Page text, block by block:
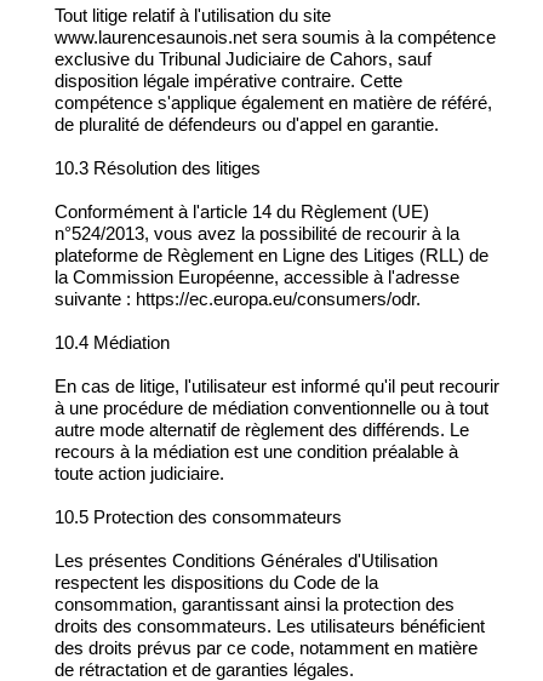
Tout litige relatif à l'utilisation du site
www.laurencesaunois.net sera soumis à la compétence
exclusive du Tribunal Judiciaire de Cahors, sauf
disposition légale impérative contraire. Cette
compétence s'applique également en matière de référé,
de pluralité de défendeurs ou d'appel en garantie.
10.3 Résolution des litiges
Conformément à l'article 14 du Règlement (UE)
n°524/2013, vous avez la possibilité de recourir à la
plateforme de Règlement en Ligne des Litiges (RLL) de
la Commission Européenne, accessible à l'adresse
suivante : https://ec.europa.eu/consumers/odr.
10.4 Médiation
En cas de litige, l'utilisateur est informé qu'il peut recourir
à une procédure de médiation conventionnelle ou à tout
autre mode alternatif de règlement des différends. Le
recours à la médiation est une condition préalable à
toute action judiciaire.
10.5 Protection des consommateurs
Les présentes Conditions Générales d'Utilisation
respectent les dispositions du Code de la
consommation, garantissant ainsi la protection des
droits des consommateurs. Les utilisateurs bénéficient
des droits prévus par ce code, notamment en matière
de rétractation et de garanties légales.